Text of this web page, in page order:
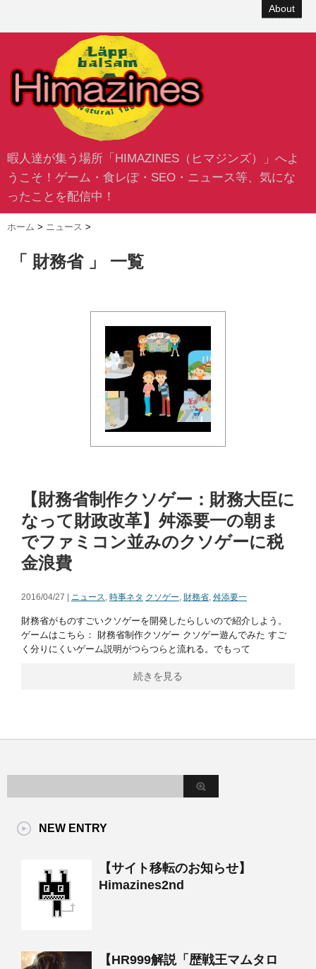
About
暇人達が集う場所「HIMAZINES（ヒマジンズ）」へよ
うこそ！ゲーム・食レぽ・SEO・ニュース等、気にな
ったことを配信中！
ホーム > ニュース >
「 財務省 」 一覧
【財務省制作クソゲー：財務大臣に
なって財政改革】舛添要一の朝ま
でファミコン並みのクソゲーに税
金浪費
2016/04/27 | ニュース, 時事ネタ クソゲー, 財務省, 舛添要一
財務省がものすごいクソゲーを開発したらしいので紹介しよう。
ゲームはこちら： 財務省制作クソゲー クソゲー遊んでみた すご
く分りにくいゲーム説明がつらつらと流れる。でもって
続きを見る
NEW ENTRY
【サイト移転のお知らせ】
Himazines2nd
【HR999解説「歴戦王マムタロ